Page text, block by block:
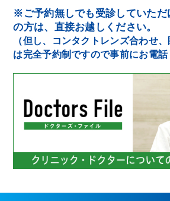
※ご予約無しでも受診していただ
の方は、直接お越しください。
（但し、コンタクトレンズ合わせ
は完全予約制ですので事前にお電話